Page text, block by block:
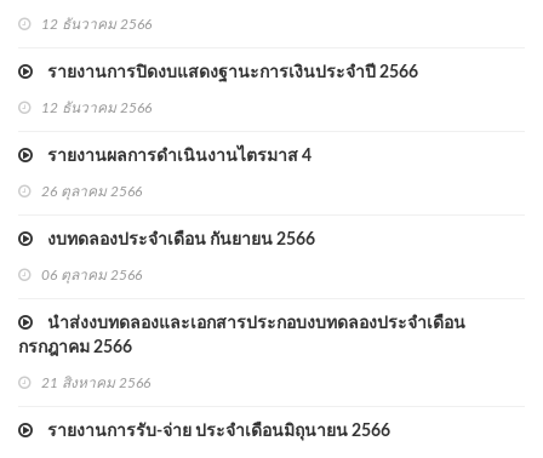
12 ธันวาคม 2566
รายงานการปิดงบแสดงฐานะการเงินประจำปี 2566
12 ธันวาคม 2566
รายงานผลการดำเนินงานไตรมาส 4
26 ตุลาคม 2566
งบทดลองประจำเดือน กันยายน 2566
06 ตุลาคม 2566
นำส่งงบทดลองและเอกสารประกอบงบทดลองประจำเดือน
กรกฎาคม 2566
21 สิงหาคม 2566
รายงานการรับ-จ่าย ประจำเดือนมิถุนายน 2566